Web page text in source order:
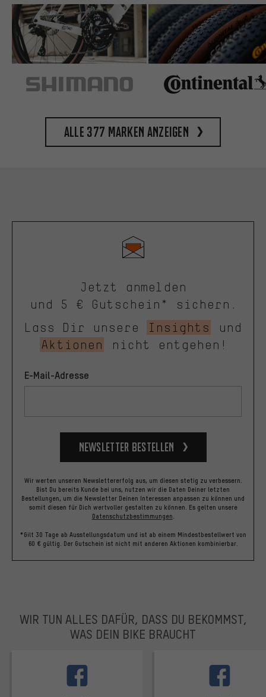
Alle 377 Marken anzeigen
Jetzt anmelden
und 5 € Gutschein* sichern.
Lass Dir unsere
Insights
und
Aktionen
nicht entgehen!
E-Mail-Adresse
Newsletter bestellen
Wir werten unseren Newslettererfolg aus, um diesen stetig zu verbessern.
Bist Du bereits Kunde bei uns, nutzen wir die Daten Deiner letzten
Bestellungen, um die Newsletter Deinen Interessen anpassen zu können und
somit diesen für Dich wertvoller gestalten zu können. Es gelten unsere
Datenschutzbestimmungen.
*Gilt 30 Tage ab Ausstellungsdatum und ist ab einem Mindestbestellwert von
60 € gültig. Der Gutschein ist nicht mit anderen Aktionen kombinierbar.
WIR TUN ALLES DAFÜR, DASS DU BEKOMMST,
WAS DEIN BIKE BRAUCHT